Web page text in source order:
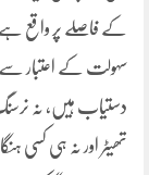
کے فاصلے پر واقع
سہولت کے اعتبار سے
دستیاب ہیں، نہ
تھیٹر اور نہ ہی کسی